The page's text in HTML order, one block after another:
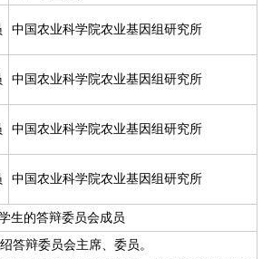
中国农业科学院农业基因组研究所
中国农业科学院农业基因组研究所
中国农业科学院农业基因组研究所
中国农业科学院农业基因组研究所
生的答辩委员会成员
答辩委员会主席、委员。